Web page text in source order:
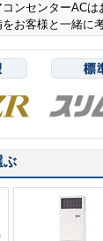
コンセンターACは
をお客様と一緒に
ぶ